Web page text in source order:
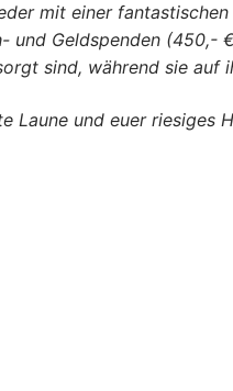
mit einer
und Geldspenden (450,-
sind, während sie auf
Laune und euer riesiges